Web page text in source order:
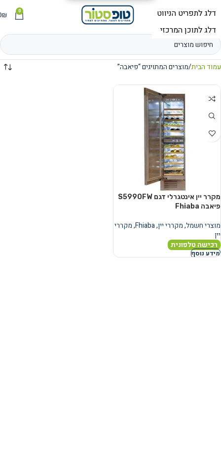
תפריט 0
₪
עמוד הבית מוצרים המתויגים “פיאבה”
מקרר יין אינטגרלי דגם S5990FW
פיאבה Fhiaba
מוצרי חשמל,מקררי יין,
Fhiaba
,מקררי
יין
רכישה טלפונית
מידע נוסף